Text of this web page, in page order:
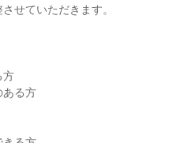
せていただきます。
方
ある方